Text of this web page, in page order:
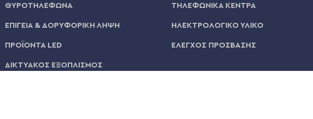
ΘΥΡΟΤΗΛΕΦΩΝΑ
ΕΠΙΓΕΙΑ & ΔΟΡΥΦΟΡΙΚΗ ΛΗΨΗ
ΠΡΟΪΟΝΤΑ LED
ΔΙΚΤΥΑΚΟΣ ΕΞΟΠΛΙΣΜΟΣ
ΤΗΛΕΦΩΝΙΚΑ ΚΕΝΤΡΑ
ΗΛΕΚΤΡΟΛΟΓΙΚΟ ΥΛΙΚΟ
ΕΛΕΓΧΟΣ ΠΡΟΣΒΑΣΗΣ